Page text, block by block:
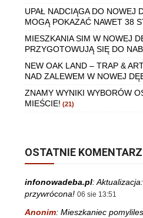
UPAŁ NADCIĄGA DO NOWEJ
MOGĄ POKAZAĆ NAWET 38
MIESZKANIA SIM W NOWEJ
PRZYGOTOWUJĄ SIĘ DO
NEW OAK LAND – TRAP &
NAD ZALEWEM W NOWEJ
ZNAMY WYNIKI WYBORÓW
MIEŚCIE! (21)
OSTATNIE
infonowadeba.pl:
przywrócona! 06 sie 13:51
Anonim: Mieszkaniec